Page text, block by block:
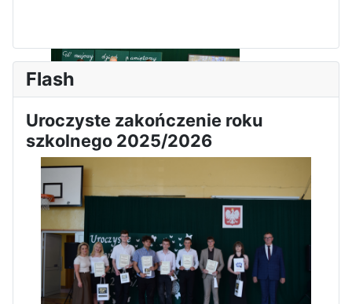
Apel z okazji 235-tej rocznicy
uchwalenia Konstytucji 3 Maja
Flash
Uroczyste zakończenie roku
szkolnego 2025/2026